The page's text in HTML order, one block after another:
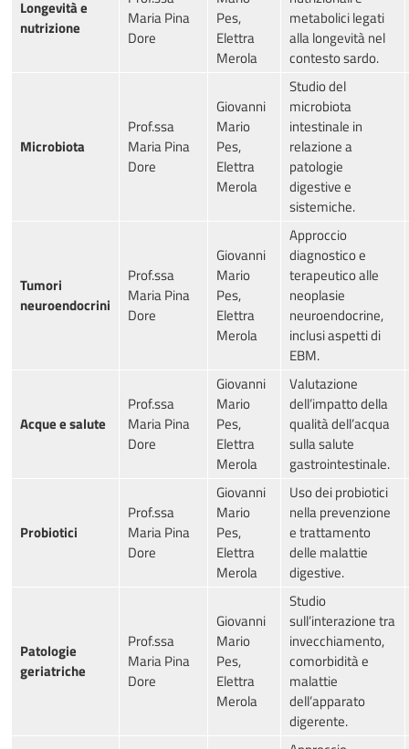
Longevità e
nutrizione
Maria Pina
Dore
Pes,
Elettra
Merola
metabolici legati
alla longevità nel
contesto sardo.
Microbiota
Prof.ssa
Maria Pina
Dore
Giovanni
Mario
Pes,
Elettra
Merola
Studio del
microbiota
intestinale in
relazione a
patologie
digestive e
sistemiche.
Tumori
neuroendocrini
Prof.ssa
Maria Pina
Dore
Giovanni
Mario
Pes,
Elettra
Merola
Approccio
diagnostico e
terapeutico alle
neoplasie
neuroendocrine,
inclusi aspetti di
EBM.
Acque e salute
Prof.ssa
Maria Pina
Dore
Giovanni
Mario
Pes,
Elettra
Merola
Valutazione
dell’impatto della
qualità dell’acqua
sulla salute
gastrointestinale.
Probiotici
Prof.ssa
Maria Pina
Dore
Giovanni
Mario
Pes,
Elettra
Merola
Uso dei probiotici
nella prevenzione
e trattamento
delle malattie
digestive.
Patologie
geriatriche
Prof.ssa
Maria Pina
Dore
Giovanni
Mario
Pes,
Elettra
Merola
Studio
sull’interazione tra
invecchiamento,
comorbidità e
malattie
dell’apparato
digerente.